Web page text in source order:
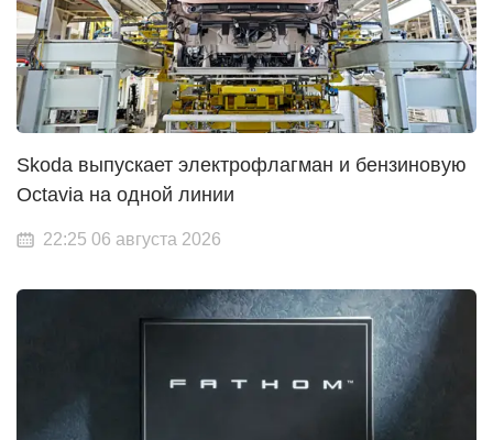
Skoda выпускает электрофлагман и бензиновую
Octavia на одной линии
22:25 06 августа 2026